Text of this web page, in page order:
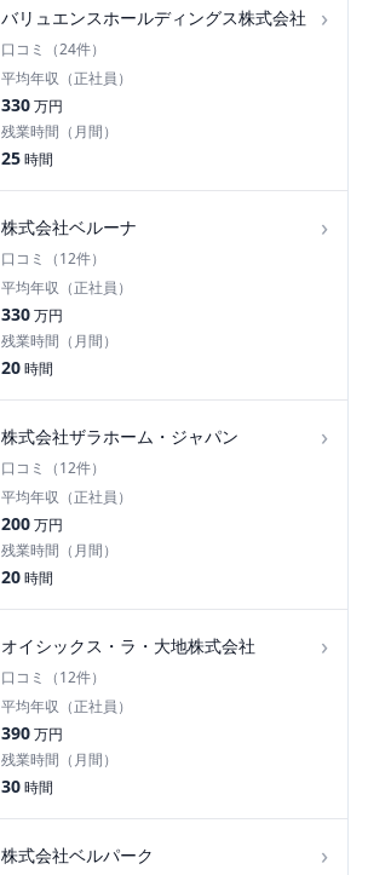
バリュエンスホールディングス株式会社 ›
口コミ（24件）
平均年収（正社員）
330万円
残業時間（月間）
25時間
株式会社ベルーナ ›
口コミ（12件）
平均年収（正社員）
330万円
残業時間（月間）
20時間
株式会社ザラホーム・ジャパン ›
口コミ（12件）
平均年収（正社員）
200万円
残業時間（月間）
20時間
オイシックス・ラ・大地株式会社 ›
口コミ（12件）
平均年収（正社員）
390万円
残業時間（月間）
30時間
株式会社ベルパーク ›